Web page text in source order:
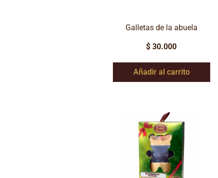
Galletas de la abuela
$ 30.000
Añadir al carrito